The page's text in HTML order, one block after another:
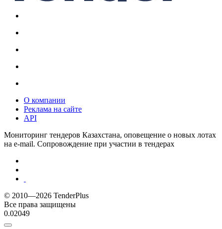
О компании
Реклама на сайте
API
Мониторинг тендеров Казахстана, оповещение о новых лотах
на e-mail. Сопровождение при участии в тендерах
© 2010—2026 TenderPlus
Все права защищены
0.02049